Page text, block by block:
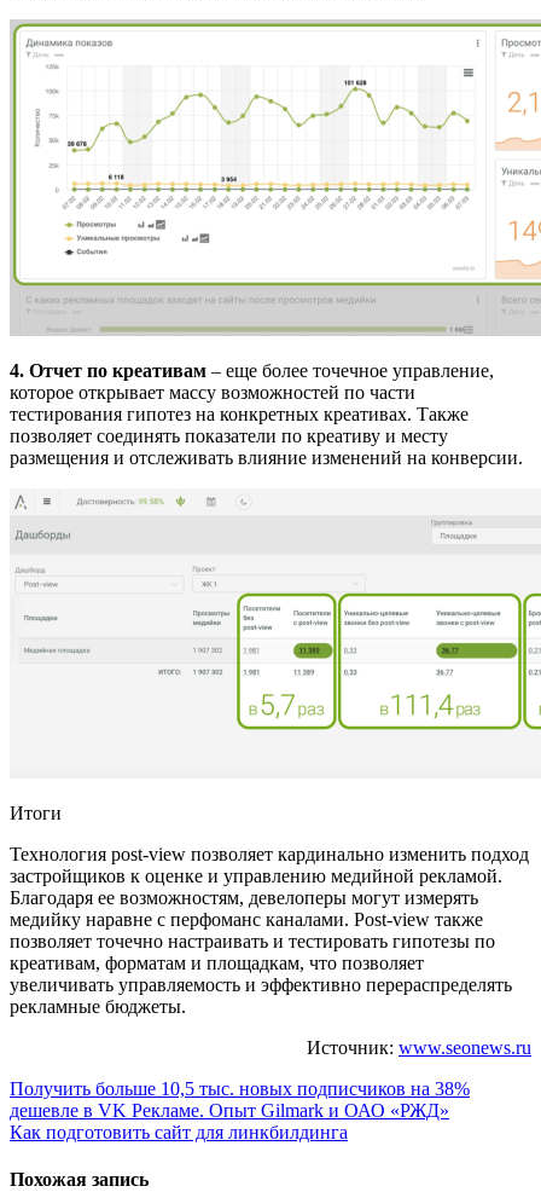
4. Отчет по креативам – еще более точечное управление,
которое открывает массу возможностей по части
тестирования гипотез на конкретных креативах. Также
позволяет соединять показатели по креативу и месту
размещения и отслеживать влияние изменений на конверсии.
Итоги
Технология post-view позволяет кардинально изменить подход
застройщиков к оценке и управлению медийной рекламой.
Благодаря ее возможностям, девелоперы могут измерять
медийку наравне с перфоманс каналами. Post-view также
позволяет точечно настраивать и тестировать гипотезы по
креативам, форматам и площадкам, что позволяет
увеличивать управляемость и эффективно перераспределять
рекламные бюджеты.
Источник: www.seonews.ru
Навигация
по
Получить больше 10,5 тыс. новых подписчиков на 38%
дешевле в VK Рекламе. Опыт Gilmark и ОАО «РЖД»
Как подготовить сайт для линкбилдинга
Похожая запись